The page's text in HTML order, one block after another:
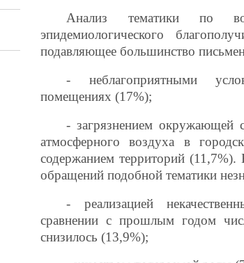
Анализ тематики по
эпидемиологического
подавляющее большинство
- неблагоприятными
помещениях (17%);
- загрязнением окружающей
атмосферного воздуха в
содержанием территорий
обращений подобной тематики
- реализацией
сравнении с прошлым годом
снизилось (13,9%);